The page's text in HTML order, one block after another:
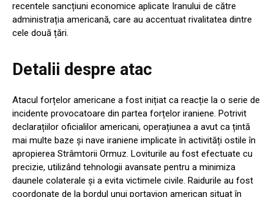
recentele sancțiuni economice aplicate Iranului de către
administrația americană, care au accentuat rivalitatea dintre
cele două țări.
Detalii despre atac
Atacul forțelor americane a fost inițiat ca reacție la o serie de
incidente provocatoare din partea forțelor iraniene. Potrivit
declarațiilor oficialilor americani, operațiunea a avut ca țintă
mai multe baze și nave iraniene implicate în activități ostile în
apropierea Strâmtorii Ormuz. Loviturile au fost efectuate cu
precizie, utilizând tehnologii avansate pentru a minimiza
daunele colaterale și a evita victimele civile. Raidurile au fost
coordonate de la bordul unui portavion american situat în